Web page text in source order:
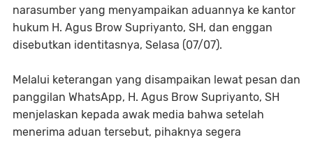
narasumber yang menyampaikan aduannya ke kantor
hukum H. Agus Brow Supriyanto, SH, dan enggan
disebutkan identitasnya, Selasa (07/07).
Melalui keterangan yang disampaikan lewat pesan dan
panggilan WhatsApp, H. Agus Brow Supriyanto, SH
menjelaskan kepada awak media bahwa setelah
menerima aduan tersebut, pihaknya segera